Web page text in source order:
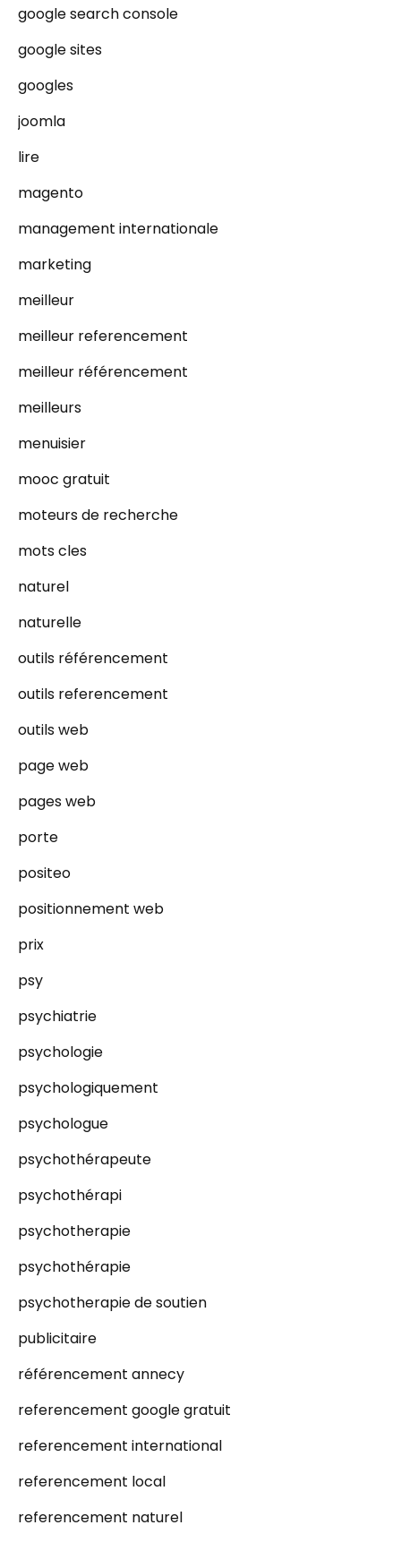
google search console
google sites
googles
joomla
lire
magento
management internationale
marketing
meilleur
meilleur referencement
meilleur référencement
meilleurs
menuisier
mooc gratuit
moteurs de recherche
mots cles
naturel
naturelle
outils référencement
outils referencement
outils web
page web
pages web
porte
positeo
positionnement web
prix
psy
psychiatrie
psychologie
psychologiquement
psychologue
psychothérapeute
psychothérapi
psychotherapie
psychothérapie
psychotherapie de soutien
publicitaire
référencement annecy
referencement google gratuit
referencement international
referencement local
referencement naturel